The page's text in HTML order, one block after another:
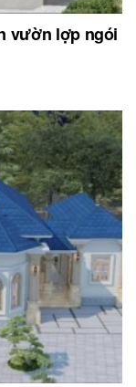
vườn lợp ngói